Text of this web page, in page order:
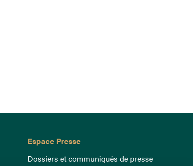
Espace Presse
Dossiers et communiqués de presse